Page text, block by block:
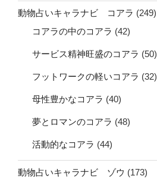
動物占いキャラナビ コアラ (249)
コアラの中のコアラ (42)
サービス精神旺盛のコアラ (50)
フットワークの軽いコアラ (32)
母性豊かなコアラ (40)
夢とロマンのコアラ (48)
活動的なコアラ (44)
動物占いキャラナビ ゾウ (173)